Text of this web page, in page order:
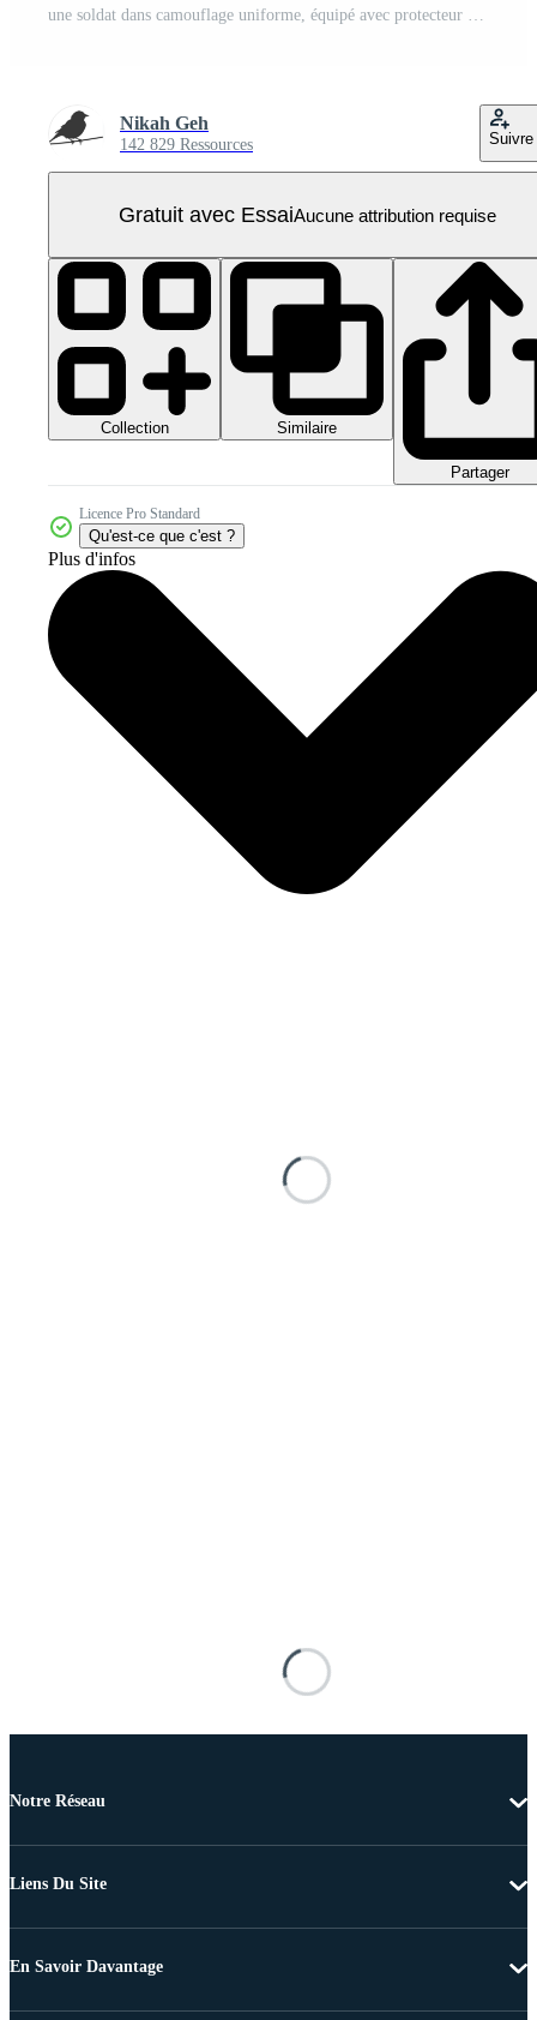
une soldat dans camouflage uniforme, équipé avec protecteur engrenage. PNG Pro
Nikah Geh
142 829 Ressources Suivre
Gratuit avec EssaiAucune attribution requise
Collection Similaire
Partager
Licence Pro Standard
Qu'est-ce que c'est ?
Plus d'infos
Notre Réseau
Liens Du Site
En Savoir Davantage